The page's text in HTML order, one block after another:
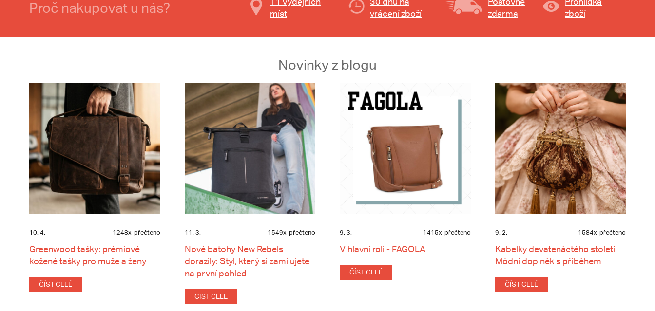
Proč nakupovat u nás?
míst
vrácení zboží
zdarma
zboží
Novinky z blogu
10. 4. 1248x přečteno
Greenwood tašky: prémiové
kožené tašky pro muže a ženy
ČÍST CELÉ
11. 3. 1549x přečteno
Nové batohy New Rebels
dorazily: Styl, který si zamilujete
na první pohled
ČÍST CELÉ
9. 3. 1415x přečteno
V hlavní roli - FAGOLA
ČÍST CELÉ
9. 2. 1584x přečteno
Kabelky devatenáctého století:
Módní doplněk s příběhem
ČÍST CELÉ